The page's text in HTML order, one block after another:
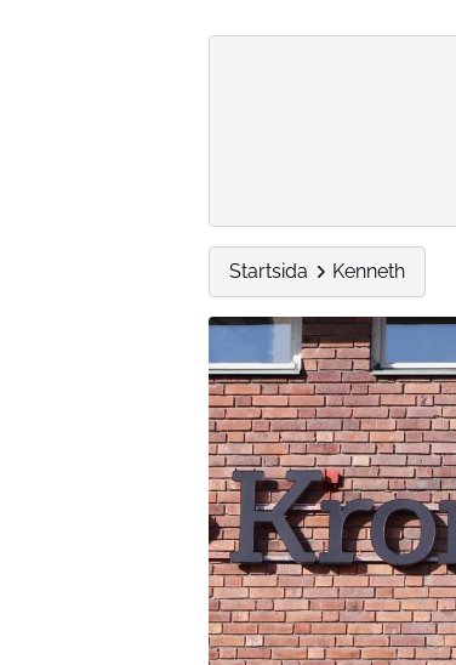
Startsida Kenneth